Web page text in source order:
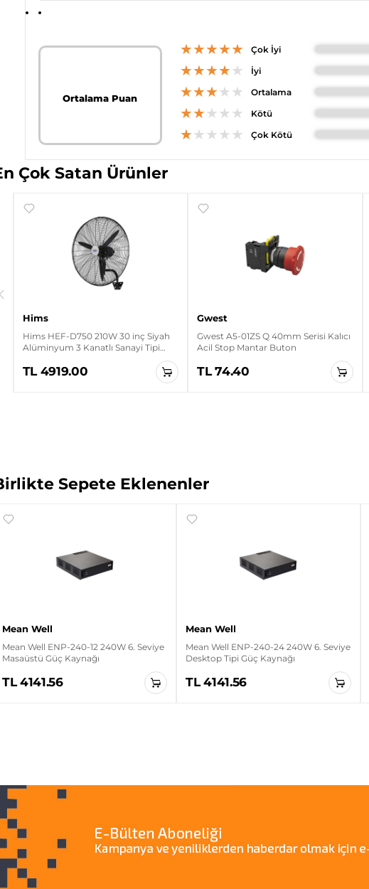
Ortalama Puan
★★★★★ Çok İyi
★★★★★ İyi
★★★★★ Ortalama
★★★★★ Kötü
★★★★★ Çok Kötü
Çok Satan Ürünler
Hims
Hims HEF-D750 210W 30 inç Siyah
Alüminyum 3 Kanatlı Sanayi Tipi
TL 4919.00
Gwest
Gwest A5-01ZS Q 40mm Serisi Kalıcı
Acil Stop Mantar Buton
TL 74.40
Sepete Eklenenler
Mean Well
Mean Well ENP-240-12 240W 6. Seviye
Masaüstü Güç Kaynağı
TL 4141.56
Mean Well
Mean Well ENP-240-24 240W 6. Seviye
Desktop Tipi Güç Kaynağı
TL 4141.56